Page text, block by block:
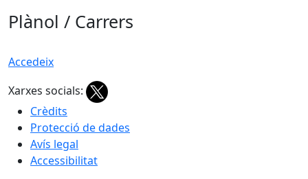
Plànol / Carrers
Accedeix
Xarxes socials:
Crèdits
Protecció de dades
Avís legal
Accessibilitat